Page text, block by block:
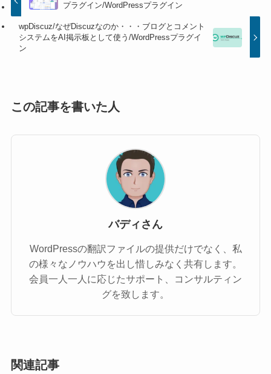
プラグイン/WordPressプラグイン
wpDiscuz/なぜDiscuzなのか・・・ブログとコメント
システムをAI掲示板として使う/WordPressプラグイ
ン
この記事を書いた人
バディさん
WordPressの翻訳ファイルの提供だけでなく、私
の様々なノウハウを出し惜しみなく共有します。
会員一人一人に応じたサポート、コンサルティン
グを致します。
関連記事